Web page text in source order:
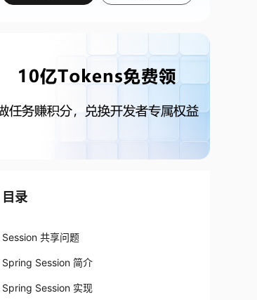
目录
Session 共享问题
Spring Session 简介
Spring Session 实现